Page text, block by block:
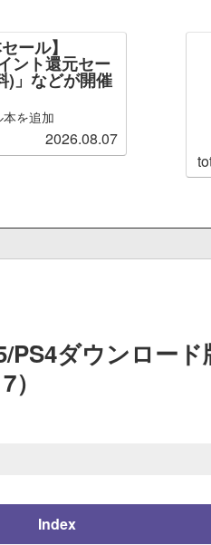
ール】
ント還元セー
)」などが開催
本を追加
2026.08.07
PS4ダウンロー
Index